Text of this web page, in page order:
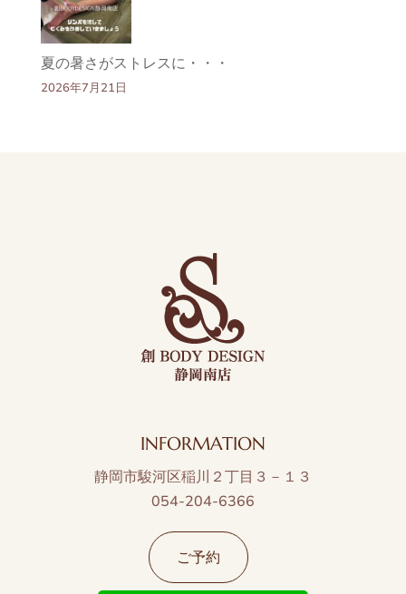
夏の暑さがストレスに・・・
2026年7月21日
INFORMATION
静岡市駿河区稲川２丁目３－１３
054-204-6366
ご予約